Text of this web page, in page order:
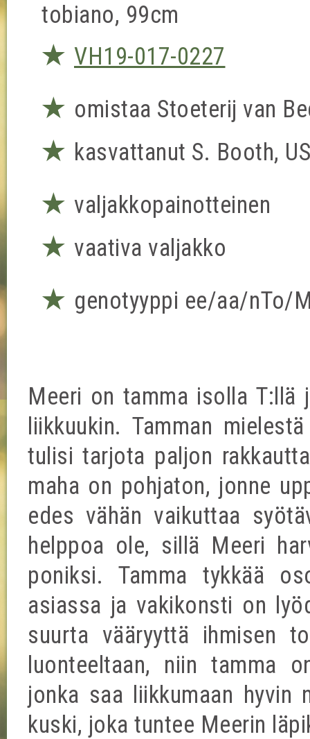
tobiano, 99cm
★ VH19-017-0227
★ omistaa Stoeterij van
★ kasvattanut S. Booth,
★ valjakkopainotteinen
★ vaativa valjakko
★ genotyyppi ee/aa/nTo/
Meeri on tamma isolla T:llä
liikkuukin. Tamman
tulisi tarjota paljon
maha on pohjaton, jonne
edes vähän vaikuttaa
helppoa ole, sillä Meeri
poniksi. Tamma tykkää
asiassa ja vakikonsti on
suurta vääryyttä ihmisen
luonteeltaan, niin tamma
jonka saa liikkumaan hyvin
kuski, joka tuntee Meerin